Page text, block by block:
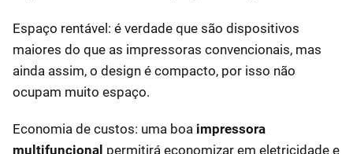
Espaço rentável: é verdade que são dispositivos
maiores do que as impressoras convencionais, mas
ainda assim, o design é compacto, por isso não
ocupam muito espaço.
Economia de custos: uma boa impressora
multifuncional permitirá economizar em eletricidade e